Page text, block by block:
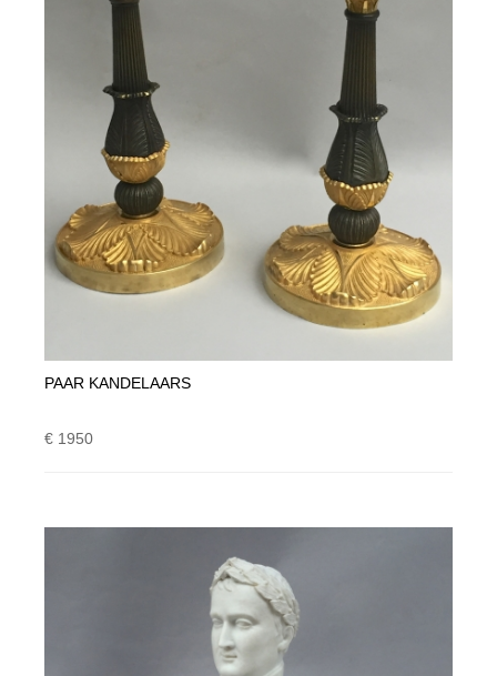
PAAR KANDELAARS
€ 1950